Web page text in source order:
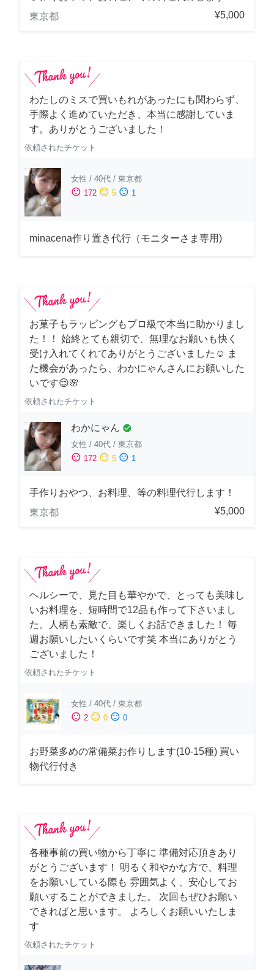
東京都
¥5,000
わたしのミスで買いもれがあったにも関わらず、
手際よく進めていただき、本当に感謝していま
す。ありがとうございました！
依頼されたチケット
女性 / 40代 / 東京都
sentiment_satisfied 172 sentiment_neutral 5 sentiment_dissatisfied 1
minacena作り置き代行（モニターさま専用)
お菓子もラッピングもプロ級で本当に助かりまし
た！！ 始終とても親切で、無理なお願いも快く
受け入れてくれてありがとうございました☺️ ま
た機会があったら、わかにゃんさんにお願いした
いです😌🌸
依頼されたチケット
わかにゃん check_circle
女性 / 40代 / 東京都
sentiment_satisfied 172 sentiment_neutral 5 sentiment_dissatisfied 1
手作りおやつ、お料理、等の料理代行します！
東京都
¥5,000
ヘルシーで、見た目も華やかで、とっても美味し
いお料理を、短時間で12品も作って下さいまし
た。人柄も素敵で、楽しくお話できました！ 毎
週お願いしたいくらいです笑 本当にありがとう
ございました！
依頼されたチケット
女性 / 40代 / 東京都
sentiment_satisfied 2 sentiment_neutral 0 sentiment_dissatisfied 0
お野菜多めの常備菜お作りします(10-15種) 買い
物代行付き
各種事前の買い物から丁寧に 準備対応頂きあり
がとうございます！ 明るく和やかな方で、料理
をお願いしている際も 雰囲気よく、安心してお
願いすることができました。 次回もぜひお願い
できればと思います。 よろしくお願いいたしま
す
依頼されたチケット